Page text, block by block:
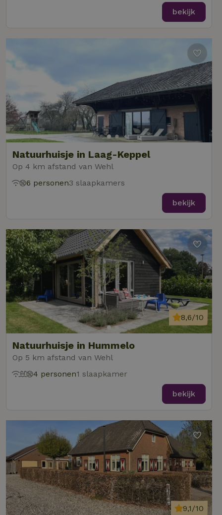
bekijk
Natuurhuisje in Laag-Keppel
Op 4 km afstand van Wehl
6 personen3 slaapkamers
bekijk
Natuurhuisje in Hummelo
Op 5 km afstand van Wehl
8,6/10
4 personen1 slaapkamer
bekijk
9,1/10